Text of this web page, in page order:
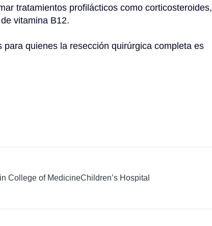
tratamientos profilácticos como corticosteroides,
vitamina B12.
quienes la resección quirúrgica completa es
College of MedicineChildren’s Hospital